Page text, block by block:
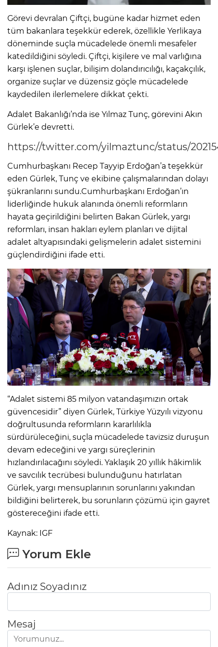
Görevi devralan Çiftçi, bugüne kadar hizmet eden
tüm bakanlara teşekkür ederek, özellikle Yerlikaya
döneminde suçla mücadelede önemli mesafeler
katedildiğini söyledi. Çiftçi, kişilere ve mal varlığına
karşı işlenen suçlar, bilişim dolandırıcılığı, kaçakçılık,
organize suçlar ve düzensiz göçle mücadelede
kaydedilen ilerlemelere dikkat çekti.
Adalet Bakanlığı’nda ise Yılmaz Tunç, görevini Akın
Gürlek’e devretti.
https://twitter.com/yilmaztunc/status/
Cumhurbaşkanı Recep Tayyip Erdoğan’a teşekkür
eden Gürlek, Tunç ve ekibine çalışmalarından dolayı
şükranlarını sundu.Cumhurbaşkanı Erdoğan’ın
liderliğinde hukuk alanında önemli reformların
hayata geçirildiğini belirten Bakan Gürlek, yargı
reformları, insan hakları eylem planları ve dijital
adalet altyapısındaki gelişmelerin adalet sistemini
güçlendirdiğini ifade etti.
“Adalet sistemi 85 milyon vatandaşımızın ortak
güvencesidir” diyen Gürlek, Türkiye Yüzyılı vizyonu
doğrultusunda reformların kararlılıkla
sürdürüleceğini, suçla mücadelede tavizsiz duruşun
devam edeceğini ve yargı süreçlerinin
hızlandırılacağını söyledi. Yaklaşık 20 yıllık hâkimlik
ve savcılık tecrübesi bulunduğunu hatırlatan
Gürlek, yargı mensuplarının sorunlarını yakından
bildiğini belirterek, bu sorunların çözümü için gayret
göstereceğini ifade etti.
Kaynak: IGF
Yorum Ekle
Adınız Soyadınız
Mesaj